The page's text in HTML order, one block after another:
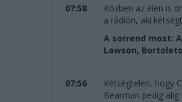
07:58
Közben az élen is
a rádión, aki
A sorrend most:
Lawson,
07:56
Kétségtelen, hogy
Bearman pedig